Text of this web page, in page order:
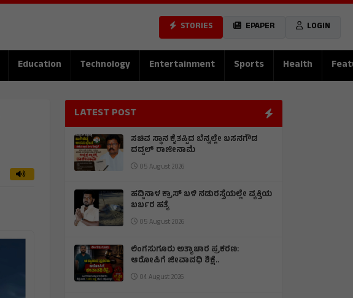
STORIES EPAPER LOGIN
Education Technology Entertainment Sports Health
LATEST POST
ಸಚಿವ ಸ್ಥಾನ ಕೈತಪ್ಪಿದ ಬೆನ್ನಲ್ಲೇ ಬಸನಗೌಡ
ದದ್ದಲ್ ರಾಜೀನಾಮೆ
05 August 2026
ಹದ್ದಿನಾಳ ಕ್ರಾಸ್ ಬಳಿ ನಡುರಸ್ತೆಯಲ್ಲೇ ವ್ಯಕ್ತಿಯ
ಬರ್ಬರ ಹತ್ಯೆ
05 August 2026
ಲಿಂಗಸುಗೂರು ಅತ್ಯಾಚಾರ ಪ್ರಕರಣ:
ಆರೋಪಿಗೆ ಜೀವಾವಧಿ ಶಿಕ್ಷೆ..
04 August 2026